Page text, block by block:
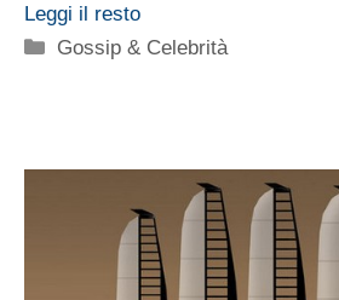
Leggi il resto
Categorie
Gossip & Celebrità